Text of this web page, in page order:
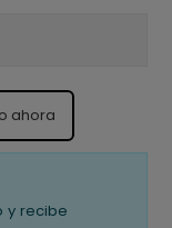
ahora
y recibe